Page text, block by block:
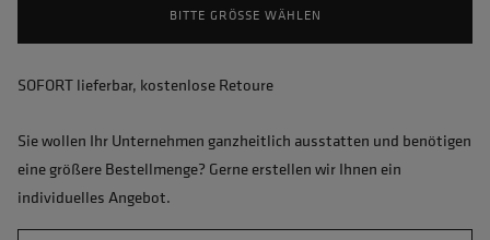
BITTE GRÖSSE WÄHLEN
SOFORT lieferbar, kostenlose Retoure
Sie wollen Ihr Unternehmen ganzheitlich ausstatten und benötigen
eine größere Bestellmenge? Gerne erstellen wir Ihnen ein
individuelles Angebot.